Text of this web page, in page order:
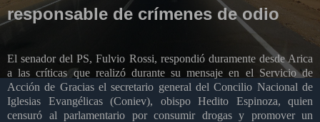
responsable de crímenes de odio
El senador del PS, Fulvio Rossi, respondió duramente desde Arica
a las críticas que realizó durante su mensaje en el Servicio de
Acción de Gracias el secretario general del Concilio Nacional de
Iglesias Evangélicas (Coniev), obispo Hedito Espinoza, quien
censuró al parlamentario por consumir drogas y promover un